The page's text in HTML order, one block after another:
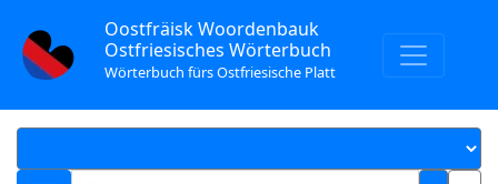
Oostfräisk Woordenbauk
Ostfriesisches Wörterbuch
Wörterbuch fürs Ostfriesische Platt